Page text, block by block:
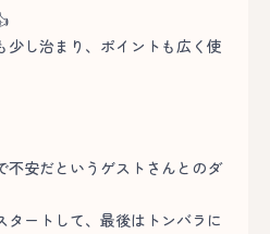
少し治まり、ポイントも広く使
不安だというゲストさんとのダ
タートして、最後はトンバラに